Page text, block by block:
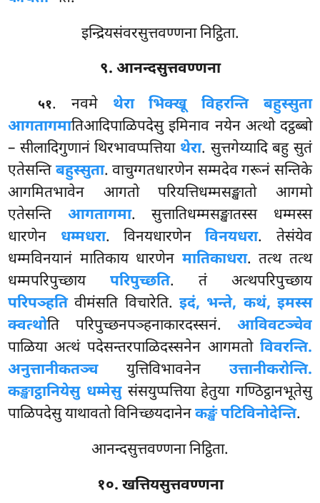
इन्द्रियसंवरसुत्तवण्णना निट्ठिता.
९. आनन्दसुत्तवण्णना
५१. नवमे थेरा भिक्खू विहरन्ति बहुस्सुता
आगतागमातिआदिपाळिपदेसु इमिनाव नयेन अत्थो दट्ठब्बो
– सीलादिगुणानं थिरभावप्पत्तिया थेरा. सुत्तगेय्यादि बहु सुतं
एतेसन्तिबहुस्सुता. वाचुग्गतधारणेन सम्मदेव गरूनं सन्तिके
आगमितभावेन आगतो परियत्तिधम्मसङ्खातो आगमो
एतेसन्ति आगतागमा. सुत्तातिधम्मसङ्खातस्स धम्मस्स
धारणेन धम्मधरा. विनयधारणेनविनयधरा. तेसंयेव
धम्मविनयानं मातिकाय धारणेन मातिकाधरा. तत्थ तत्थ
धम्मपरिपुच्छायपरिपुच्छति. तं अत्थपरिपुच्छाय
परिपञ्हतिवीमंसति विचारेति. इदं, भन्ते, कथं, इमस्स
क्वत्थोति परिपुच्छनपञ्हनाकारदस्सनं. आविवटञ्चेव
पाळिया अत्थं पदेसन्तरपाळिदस्सनेन आगमतो विवरन्ति.
अनुत्तानीकतञ्चयुत्तिविभावनेन उत्तानीकरोन्ति.
कङ्खाट्ठानियेसु धम्मेसुसंसयुप्पत्तियाहेतुया गण्ठिट्ठानभूतेसु
पाळिपदेसु याथावतो विनिच्छयदानेनकङ्खं पटिविनोदेन्ति.
आनन्दसुत्तवण्णना निट्ठिता.
१०. खत्तियसुत्तवण्णना